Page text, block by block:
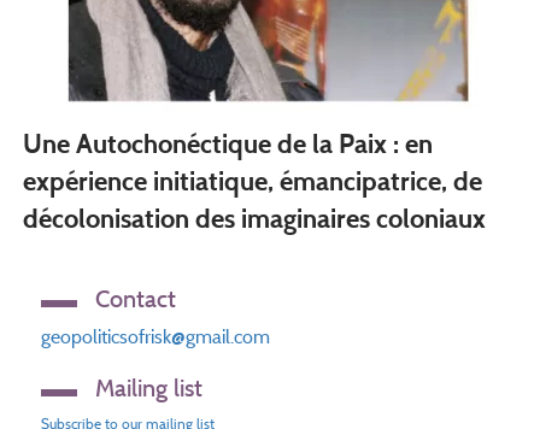
Une Autochonéctique de la Paix : en
expérience initiatique, émancipatrice, de
décolonisation des imaginaires coloniaux
Contact
geopoliticsofrisk@gmail.com
Mailing list
Subscribe to our mailing list